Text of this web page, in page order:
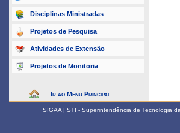
Disciplinas Ministradas
Projetos de Pesquisa
Atividades de Extensão
Projetos de Monitoria
Ir ao Menu Principal
SIGAA | STI - Superintendência de Tecnologia